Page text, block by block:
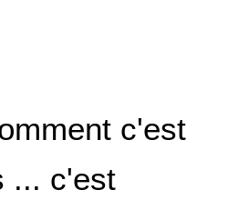
c'est
... c'est